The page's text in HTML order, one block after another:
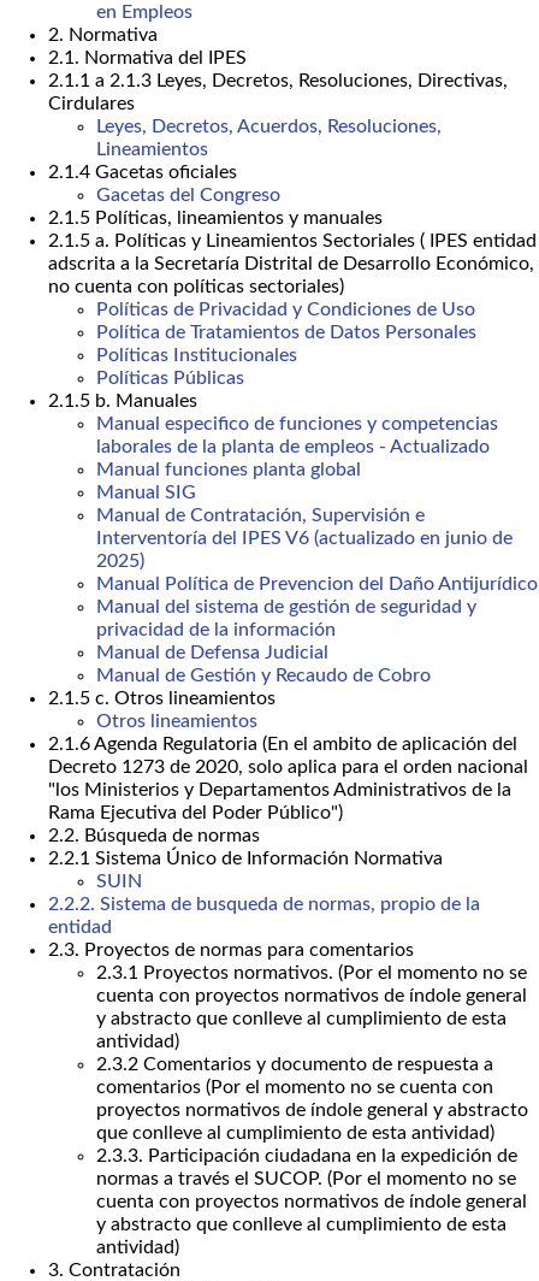
en Empleos
2. Normativa
2.1. Normativa del IPES
2.1.1 a 2.1.3 Leyes, Decretos, Resoluciones, Directivas,
Cirdulares
Leyes, Decretos, Acuerdos, Resoluciones,
Lineamientos
2.1.4 Gacetas oficiales
Gacetas del Congreso
2.1.5 Políticas, lineamientos y manuales
2.1.5 a. Políticas y Lineamientos Sectoriales ( IPES entidad
adscrita a la Secretaría Distrital de Desarrollo Económico,
no cuenta con políticas sectoriales)
Políticas de Privacidad y Condiciones de Uso
Política de Tratamientos de Datos Personales
Políticas Institucionales
Políticas Públicas
2.1.5 b. Manuales
Manual especifico de funciones y competencias
laborales de la planta de empleos - Actualizado
Manual funciones planta global
Manual SIG
Manual de Contratación, Supervisión e
Interventoría del IPES V6 (actualizado en junio de
2025)
Manual Política de Prevencion del Daño Antijurídico
Manual del sistema de gestión de seguridad y
privacidad de la información
Manual de Defensa Judicial
Manual de Gestión y Recaudo de Cobro
2.1.5 c. Otros lineamientos
Otros lineamientos
2.1.6 Agenda Regulatoria (En el ambito de aplicación del
Decreto 1273 de 2020, solo aplica para el orden nacional
"los Ministerios y Departamentos Administrativos de la
Rama Ejecutiva del Poder Público")
2.2. Búsqueda de normas
2.2.1 Sistema Único de Información Normativa
SUIN
2.2.2. Sistema de busqueda de normas, propio de la
entidad
2.3. Proyectos de normas para comentarios
2.3.1 Proyectos normativos. (Por el momento no se
cuenta con proyectos normativos de índole general
y abstracto que conlleve al cumplimiento de esta
antividad)
2.3.2 Comentarios y documento de respuesta a
comentarios (Por el momento no se cuenta con
proyectos normativos de índole general y abstracto
que conlleve al cumplimiento de esta antividad)
2.3.3. Participación ciudadana en la expedición de
normas a través el SUCOP. (Por el momento no se
cuenta con proyectos normativos de índole general
y abstracto que conlleve al cumplimiento de esta
antividad)
3. Contratación